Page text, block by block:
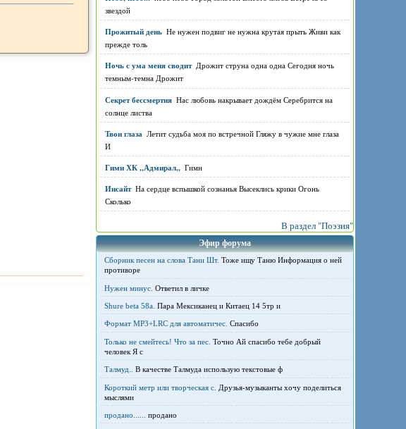
звездой
Прожитый день Не нужен подвиг не нужна крутая прыть Живи как
прежде толь
Ночь с ума меня сводит Дрожит струна одна одна Сегодня ночь
темным-темна Дрожит
Секрет бессмертия Нас любовь накрывает дождём Серебрится на
солнце листва
Твои глаза Летит судьба моя по встречной Гляжу в чужие мне глаза
И
Гимн ХК ,,Адмирал,, Гимн
Инсайт На сердце вспышкой сознанья Высеклись крики Огонь
Сколько
В раздел "Поэзия"
Эфир форума
Сборник песен на слова Тани Шт. Тоже ищу Таню Информация о ней
противоре
Нужен минус. Ответил в личке
Shure beta 58а. Пара Мексиканец и Китаец 14 5тр и
Формат MP3+LRC для автоматичес. Спасибо
Только не смейтесь! Что за пес. Точно Ай спасибо тебе добрый
человек Я с
Талмуд.. В качестве Талмуда использую текстовые ф
Короткий метр или творческая с. Друзья-музыканты хочу поделиться
мыслями
продано...... продано